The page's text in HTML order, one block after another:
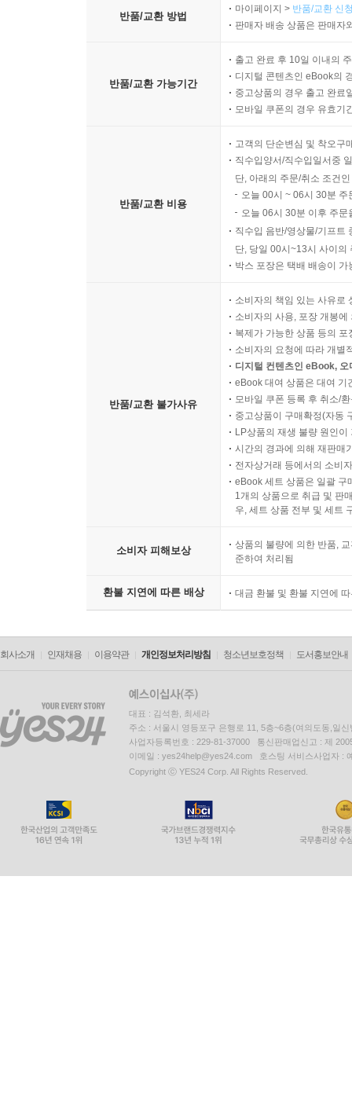
반품/교환 방법
마이페이지 > 반품/교환 신
판매자 배송 상품은 판매자
반품/교환 가능기간
출고 완료 후 10일 이내의
디지털 콘텐츠인 eBook의
중고상품의 경우 출고 완료
모바일 쿠폰의 경우 유효기
반품/교환 비용
고객의 단순변심 및 착오구
직수입양서/직수입일서중
단, 아래의 주문/취소 조건
오늘 00시 ~ 06시 30분
오늘 06시 30분 이후 주
직수입 음반/영상물/기프트
단, 당일 00시~13시 사이의
박스 포장은 택배 배송이
반품/교환 불가사유
소비자의 책임 있는 사유로
소비자의 사용, 포장 개봉
복제가 가능한 상품 등의
소비자의 요청에 따라 개별
디지털 컨텐츠인 eBook,
eBook 대여 상품은 대여 기
모바일 쿠폰 등록 후 취소/
중고상품이 구매확정(자동
LP상품의 재생 불량 원인
시간의 경과에 의해 재판매
전자상거래 등에서의 소비
eBook 세트 상품은 일괄 구
1개의 상품으로 취급 및 판
우, 세트 상품 전부 및 세트
소비자 피해보상
상품의 불량에 의한 반품,
준하여 처리됨
환불 지연에 따른 배상 대금 환불 및 환불 지연에
회사소개 인재채용 이용약관 개인정보처리방침 청소년보호정책 도서홍보안내
대표 : 김석환, 최세라
주소 : 서울시 영등포구 은행로 11, 5층~6층(여의도동,일신
사업자등록번호 : 229-81-37000 통신판매업신고 : 제
이메일 : yes24help@yes24.com 호스팅 서비스사업자 :
Copyright ⓒ YES24 Corp. All Rights Reserved.